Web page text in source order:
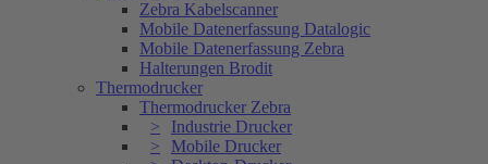
Zebra Kabelscanner
Mobile Datenerfassung Datalogic
Mobile Datenerfassung Zebra
Halterungen Brodit
Thermodrucker
Thermodrucker Zebra
Industrie Drucker
Mobile Drucker